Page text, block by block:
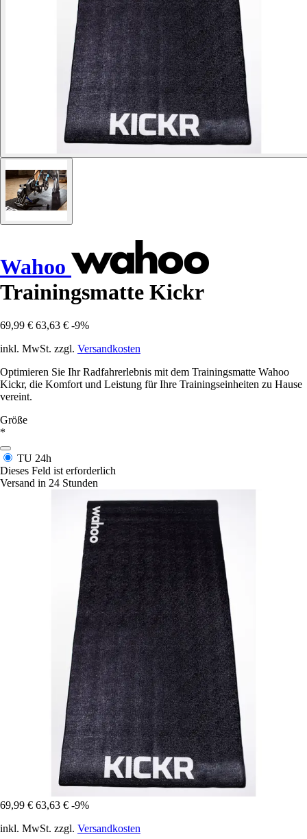
Wahoo
Trainingsmatte Kickr
69,99 € 63,63 € -9%
inkl. MwSt. zzgl. Versandkosten
Optimieren Sie Ihr Radfahrerlebnis mit dem Trainingsmatte Wahoo
Kickr, die Komfort und Leistung für Ihre Trainingseinheiten zu Hause
vereint.
Größe
*
TU 24h
Dieses Feld ist erforderlich
Versand in 24 Stunden
69,99 € 63,63 € -9%
inkl. MwSt. zzgl. Versandkosten